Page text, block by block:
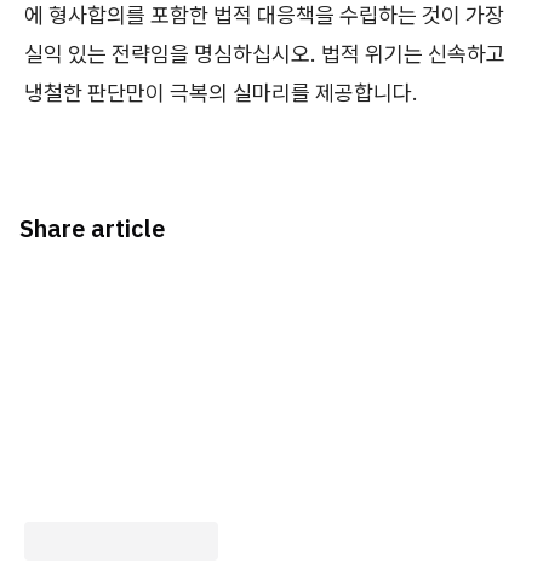
에 형사합의를 포함한 법적 대응책을 수립하는 것이 가장
실익 있는 전략임을 명심하십시오. 법적 위기는 신속하고
냉철한 판단만이 극복의 실마리를 제공합니다.
Share article